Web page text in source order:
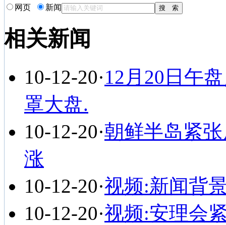
网页 新闻
相关新闻
10-12-20·12月20日午
罩大盘.
10-12-20·朝鲜半岛紧
涨
10-12-20·视频:新闻背
10-12-20·视频:安理会